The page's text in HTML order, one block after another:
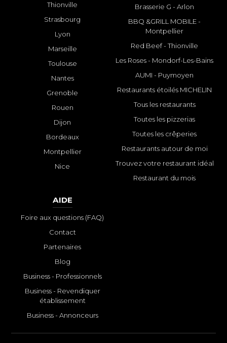
Thionville
Strasbourg
Lyon
Marseille
Toulouse
Nantes
Grenoble
Rouen
Dijon
Bordeaux
Montpellier
Nice
Brasserie G - Arlon
BBQ &GRILL MOBILE -
Montpellier
Red Beef - Thionville
Les Roses - Mondorf-Les-Bains
AUMI - Puymoyen
Restaurants étoilés MICHELIN
Tous les restaurants
Toutes les pizzerias
Toutes les crêperies
Restaurants autour de moi
Trouvez votre restaurant idéal
Restaurant du mois
AIDE
Foire aux questions (FAQ)
Contact
Partenaires
Blog
Business - Professionnels
Business - Revendiquer
établissement
Business - Annonceurs